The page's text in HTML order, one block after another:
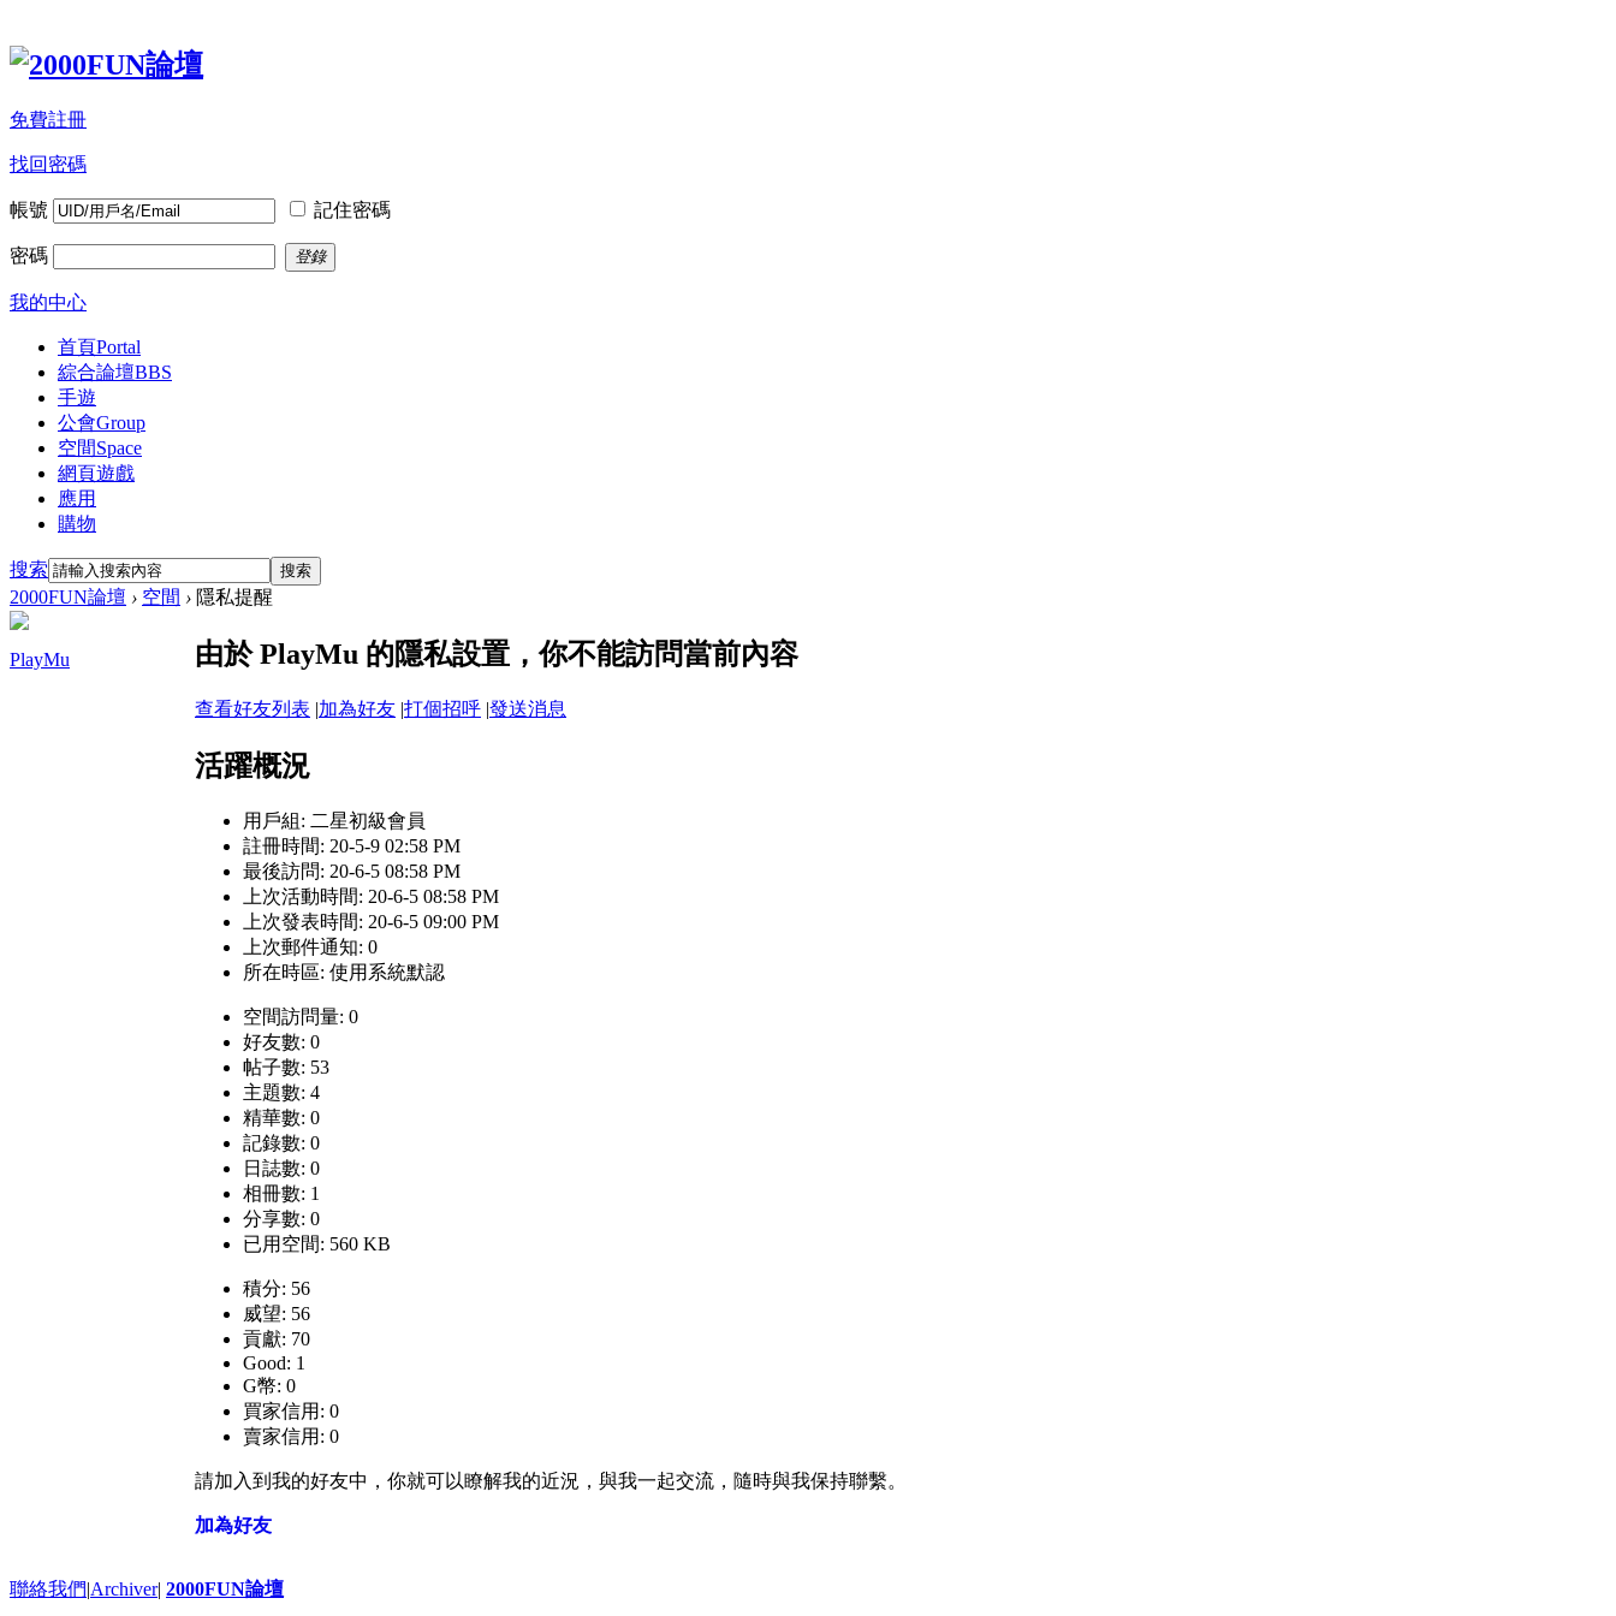
免費註冊
找回密碼
帳號 記住密碼
密碼 登錄
我的中心
首頁Portal
綜合論壇BBS
手遊
公會Group
空間Space
網頁遊戲
應用
購物
搜索 搜索
2000FUN論壇 › 空間 › 隱私提醒
PlayMu 由於 PlayMu 的隱私設置，你不能訪問當前內容
查看好友列表 |加為好友 |打個招呼 |發送消息
活躍概況
用戶組: 二星初級會員
註冊時間: 20-5-9 02:58 PM
最後訪問: 20-6-5 08:58 PM
上次活動時間: 20-6-5 08:58 PM
上次發表時間: 20-6-5 09:00 PM
上次郵件通知: 0
所在時區: 使用系統默認
空間訪問量: 0
好友數: 0
帖子數: 53
主題數: 4
精華數: 0
記錄數: 0
日誌數: 0
相冊數: 1
分享數: 0
已用空間: 560 KB
積分: 56
威望: 56
貢獻: 70
Good: 1
G幣: 0
買家信用: 0
賣家信用: 0
請加入到我的好友中，你就可以瞭解我的近況，與我一起交流，隨時與我保持聯繫。
加為好友
聯絡我們|Archiver| 2000FUN論壇